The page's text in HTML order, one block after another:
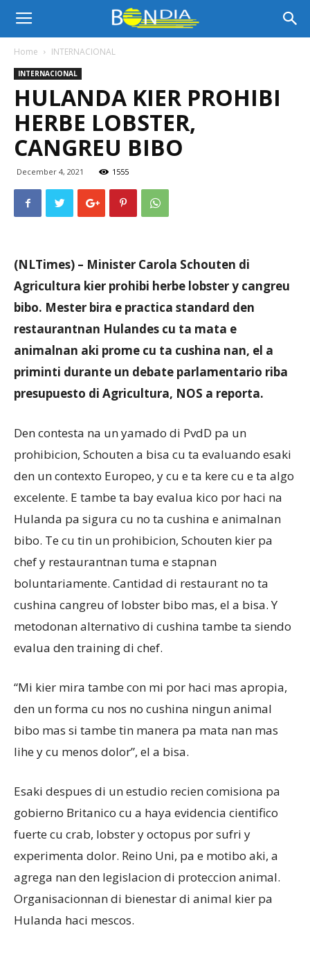
Bon
Dia
Aruba
Aruba
Home INTERNACIONAL
INTERNACIONAL
HULANDA KIER PROHIBI
HERBE LOBSTER,
CANGREU BIBO
December 4, 2021 1555
(NLTimes) – Minister Carola Schouten di
Agricultura kier prohibi herbe lobster y cangreu
bibo. Mester bira e practica standard den
restaurantnan Hulandes cu ta mata e
animalnan aki prome cu ta cushina nan, el a
priminti durante un debate parlamentario riba
presupuesto di Agricultura, NOS a reporta.
Den contesta na un yamado di PvdD pa un
prohibicion, Schouten a bisa cu ta evaluando esaki
den un contexto Europeo, y cu e ta kere cu e ta algo
excelente. E tambe ta bay evalua kico por haci na
Hulanda pa sigura cu no ta cushina e animalnan
bibo. Te cu tin un prohibicion, Schouten kier pa
chef y restaurantnan tuma e stapnan
boluntariamente. Cantidad di restaurant no ta
cushina cangreu of lobster bibo mas, el a bisa. Y
metodonan alternativo di cushina tambe ta siendo
evalua den training di chef.
“Mi kier mira tambe con mi por haci mas apropia,
den un forma cu nos no cushina ningun animal
bibo mas si tambe tin manera pa mata nan mas
lihe y cu menos dolor”, el a bisa.
Esaki despues di un estudio recien comisiona pa
gobierno Britanico cu a haya evidencia cientifico
fuerte cu crab, lobster y octopus por sufri y
experimenta dolor. Reino Uni, pa e motibo aki, a
agrega nan den legislacion di proteccion animal.
Organisacionnan di bienestar di animal kier pa
Hulanda haci mescos.